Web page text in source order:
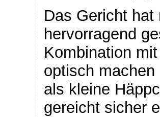
Das Gericht
hervorragend
Kombination
optisch
als kleine
gereicht sicher